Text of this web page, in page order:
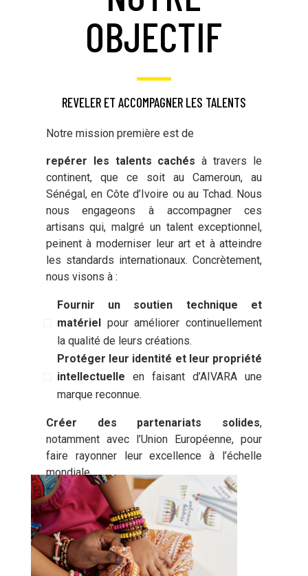
OBJECTIF
REVELER ET ACCOMPAGNER LES TALENTS
Notre mission première est de
repérer les talents cachés à travers le
continent, que ce soit au Cameroun, au
Sénégal, en Côte d’Ivoire ou au Tchad. Nous
nous engageons à accompagner ces
artisans qui, malgré un talent exceptionnel,
peinent à moderniser leur art et à atteindre
les standards internationaux. Concrètement,
nous visons à :
Fournir un soutien technique et
matérielpour améliorer continuellement
la qualité de leurs créations.
Protéger leur identité et leur propriété
intellectuelle en faisant d’AIVARA une
marque reconnue.
Créer des partenariats solides,
notamment avec l’Union Européenne, pour
faire rayonner leur excellence à l’échelle
mondiale.